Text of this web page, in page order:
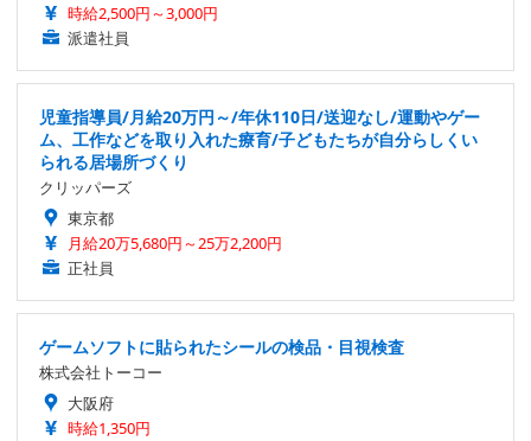
時給2,500円～3,000円
派遣社員
児童指導員/月給20万円～/年休110日/送迎なし/運動やゲー
ム、工作などを取り入れた療育/子どもたちが自分らしくい
られる居場所づくり
クリッパーズ
東京都
月給20万5,680円～25万2,200円
正社員
ゲームソフトに貼られたシールの検品・目視検査
株式会社トーコー
大阪府
時給1,350円